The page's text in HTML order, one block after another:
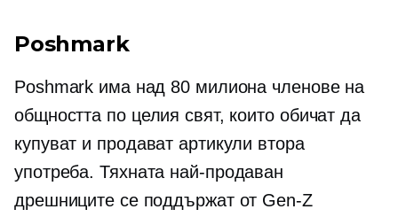
Poshmark
Poshmark има над 80 милиона членове на
общността по целия свят, които обичат да
купуват и продават артикули втора
употреба. Тяхната най-продаван
дрешниците се поддържат от Gen-Z